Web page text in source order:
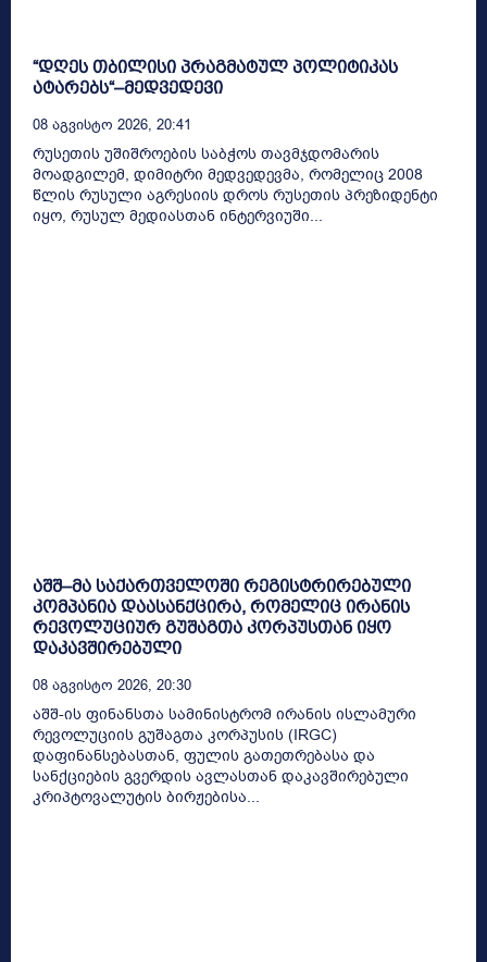
“დღეს თბილისი პრაგმატულ პოლიტიკას
ატარებს“–მედვედევი
08 Აგვისტო 2026, 20:41
რუსეთის უშიშროების საბჭოს თავმჯდომარის
მოადგილემ, დიმიტრი მედვედევმა, რომელიც 2008
წლის რუსული აგრესიის დროს რუსეთის პრეზიდენტი
იყო, რუსულ მედიასთან ინტერვიუში...
აშშ–მა საქართველოში რეგისტრირებული
კომპანია დაასანქცირა, რომელიც ირანის
რევოლუციურ გუშაგთა კორპუსთან იყო
დაკავშირებული
08 Აგვისტო 2026, 20:30
აშშ-ის ფინანსთა სამინისტრომ ირანის ისლამური
რევოლუციის გუშაგთა კორპუსის (IRGC)
დაფინანსებასთან, ფულის გათეთრებასა და
სანქციების გვერდის ავლასთან დაკავშირებული
კრიპტოვალუტის ბირჟებისა...